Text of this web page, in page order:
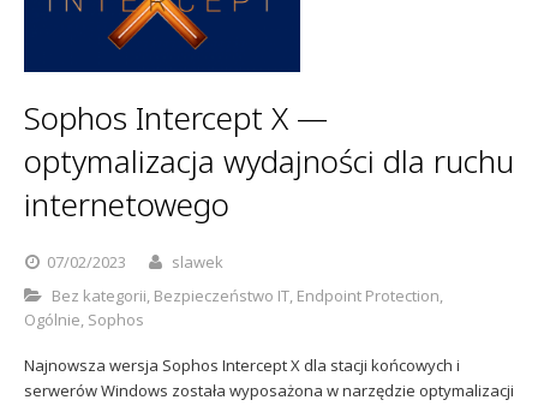
Sophos
Polityka prywatności
Sophos Intercept X —
optymalizacja wydajności dla ruchu
internetowego
07/02/2023
slawek
Bez kategorii, Bezpieczeństwo IT, Endpoint Protection,
Ogólnie, Sophos
Najnowsza wersja Sophos Intercept X dla stacji końcowych i
serwerów Windows została wyposażona w narzędzie optymalizacji